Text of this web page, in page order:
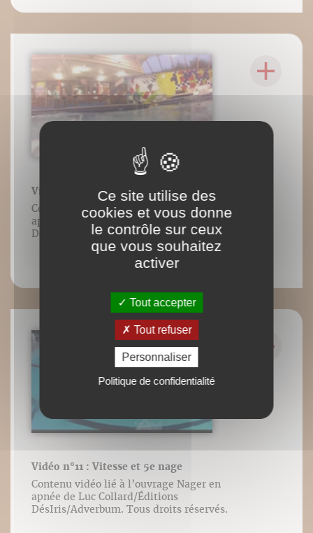
Vidéo n°10 : Dolphin Kick Costal
Contenu vidéo lié à l’ouvrage Nager en
apnée de Luc Collard/Éditions
DésIris/Adverbum. Tous droits réservés.
Vidéo n°11 : Vitesse et 5e nage
Contenu vidéo lié à l’ouvrage Nager en
apnée de Luc Collard/Éditions
DésIris/Adverbum. Tous droits réservés.
Ce site utilise des
cookies et vous donne
le contrôle sur ceux
que vous souhaitez
activer
Tout accepter
Tout refuser
Personnaliser
Politique de confidentialité